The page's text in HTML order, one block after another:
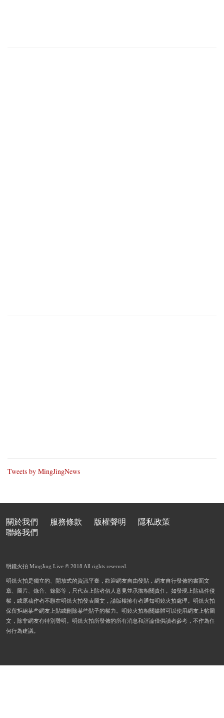
Tweets by MingJingNews
關於我們 服務條款 版權聲明
隱私政策
聯絡我們
明鏡火拍 MingJing Live © 2018 All rights reserved.
明鏡火拍是獨立的、開放式的資訊平臺，歡迎網友自由發貼，網友自行發佈的書面文
章、圖片、錄音、錄影等，只代表上貼者個人意見並承擔相關責任。如發現上貼稿件侵
權，或原稿作者不願在明鏡火拍發表圖文，請版權擁有者通知明鏡火拍處理。明鏡火拍
保留拒絕某些網友上貼或刪除某些貼子的權力。明鏡火拍相關媒體可以使用網友上帖圖
文，除非網友有特別聲明。明鏡火拍所發佈的所有消息和評論僅供讀者參考，不作為任
何行為建議。